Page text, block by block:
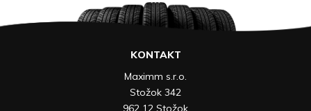
KONTAKT
Maximm s.r.o.
Stožok 342
962 12 Stožok